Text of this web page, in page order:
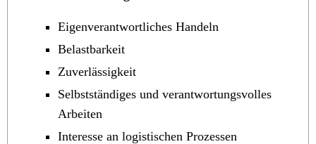
Eigenverantwortliches Handeln
Belastbarkeit
Zuverlässigkeit
Selbstständiges und verantwortungsvolles
Arbeiten
Interesse an logistischen Prozessen